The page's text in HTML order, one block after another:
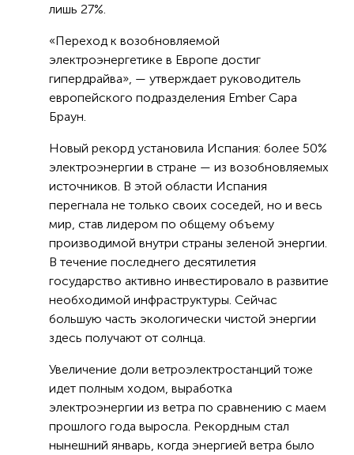
лишь 27%.
«Переход к возобновляемой
электроэнергетике в Европе достиг
гипердрайва», — утверждает руководитель
европейского подразделения Ember Сара
Браун.
Новый рекорд установила Испания: более 50%
электроэнергии в стране — из возобновляемых
источников. В этой области Испания
перегнала не только своих соседей, но и весь
мир, став лидером по общему объему
производимой внутри страны зеленой энергии.
В течение последнего десятилетия
государство активно инвестировало в развитие
необходимой инфраструктуры. Сейчас
большую часть экологически чистой энергии
здесь получают от солнца.
Увеличение доли ветроэлектростанций тоже
идет полным ходом, выработка
электроэнергии из ветра по сравнению с маем
прошлого года выросла. Рекордным стал
нынешний январь, когда энергией ветра было